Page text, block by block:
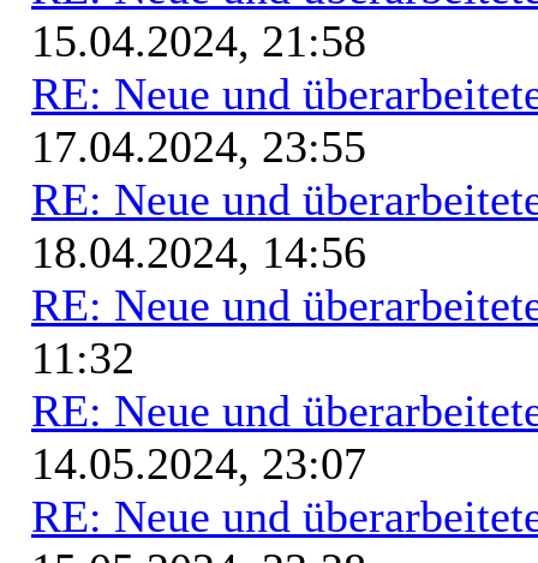
15.04.2024, 21:58
RE: Neue und
17.04.2024, 23:55
RE: Neue und
18.04.2024, 14:56
RE: Neue und
11:32
RE: Neue und
14.05.2024, 23:07
RE: Neue und